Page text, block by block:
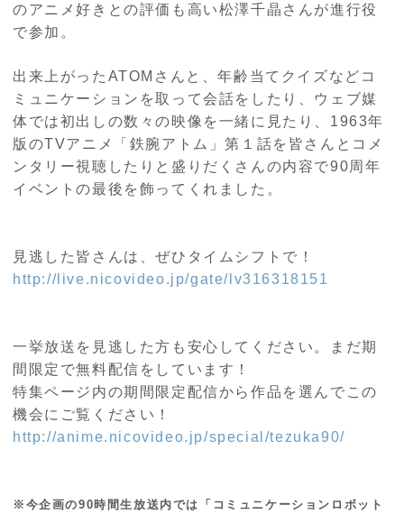
のアニメ好きとの評価も高い松澤千晶さんが進行役
で参加。
出来上がった ATOM さんと、年齢当てクイズなどコ
ミュニケーションを取って会話をしたり、ウェブ媒
体では初出しの数々の映像を一緒に見たり、 1963年
版のTVアニメ「鉄腕アトム」第１話を皆さんとコメ
ンタリー視聴したりと盛りだくさんの内容で90周年
イベントの最後を飾ってくれました。
見逃した皆さんは、ぜひタイムシフトで！
http://live.nicovideo.jp/gate/lv316318151
一挙放送を見逃した方も安心してください。まだ期
間限定で無料配信をしています！
特集ページ内の期間限定配信から作品を選んでこの
機会にご覧ください！
http://anime.nicovideo.jp/special/tezuka90/
※今企画の90時間生放送内では「コミュニケーションロボット